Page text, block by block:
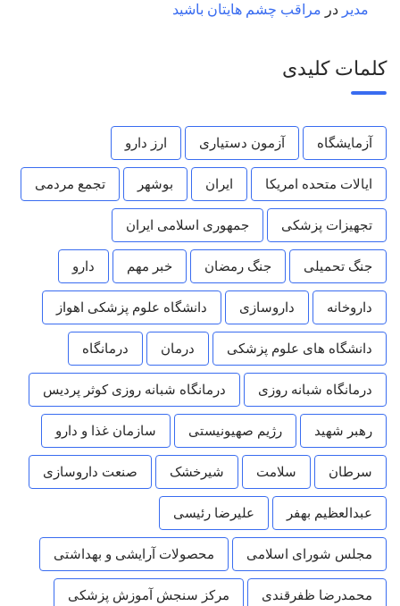
مدیر در مراقب چشم هایتان باشید
کلمات کلیدی
آزمایشگاه آزمون دستیاری ارز دارو
ایالات متحده امریکا ایران بوشهر تجمع مردمی
تجهیزات پزشکی جمهوری اسلامی ایران
جنگ تحمیلی جنگ رمضان خبر مهم دارو
داروخانه داروسازی دانشگاه علوم پزشکی اهواز
دانشگاه های علوم پزشکی درمان درمانگاه
درمانگاه شبانه روزی درمانگاه شبانه روزی کوثر پردیس
رهبر شهید رژیم صهیونیستی سازمان غذا و دارو
سرطان سلامت شیرخشک صنعت داروسازی
عبدالعظیم بهفر علیرضا رئیسی
مجلس شورای اسلامی محصولات آرایشی و بهداشتی
محمدرضا ظفرقندی مرکز سنجش آموزش پزشکی